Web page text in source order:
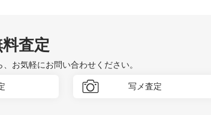
査定
お気軽にお問い合わせください。
写メ査定